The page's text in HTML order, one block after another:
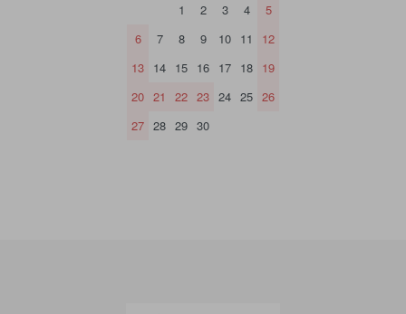
1
2 3 4
5
6
7 8 9 10 11
12
13 14 15 16 17 18 19
20 21 22 23 24 25 26
27 28 29 30